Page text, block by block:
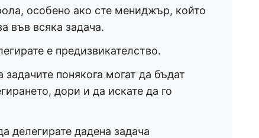
особено ако сте мениджър, който
във всяка задача.
е предизвикателство.
понякога могат да бъдат
дори и да искате да го
делегирате дадена задача